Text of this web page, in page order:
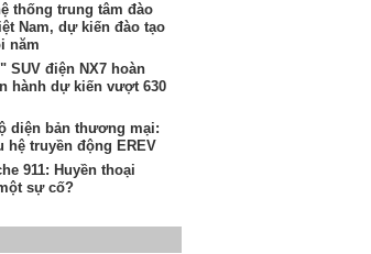
thống trung tâm đào
Nam, dự kiến đào tạo
năm
SUV điện NX7 hoàn
hành dự kiến vượt 630
diện bản thương mại:
hệ truyền động EREV
911: Huyền thoại
sự cố?